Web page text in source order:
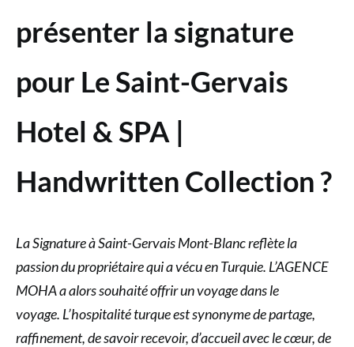
présenter la signature
pour Le Saint-Gervais
Hotel & SPA |
Handwritten Collection ?
La Signature à Saint-Gervais Mont-Blanc reflète la
passion du propriétaire qui a vécu en Turquie. L’AGENCE
MOHA a alors souhaité offrir un voyage dans le
voyage. L’hospitalité turque est synonyme de partage,
raffinement, de savoir recevoir, d’accueil avec le cœur, de